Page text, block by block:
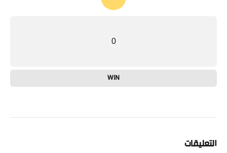
0
WIN
التعليقات